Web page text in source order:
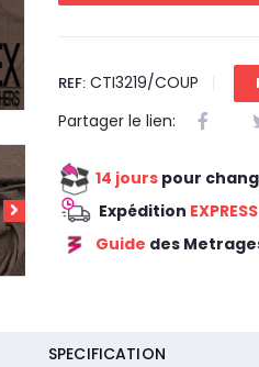
REF: CTI3219/COUP
Partager le lien:
14 jours pour
Expédition
Guide des
SPECIFICATION